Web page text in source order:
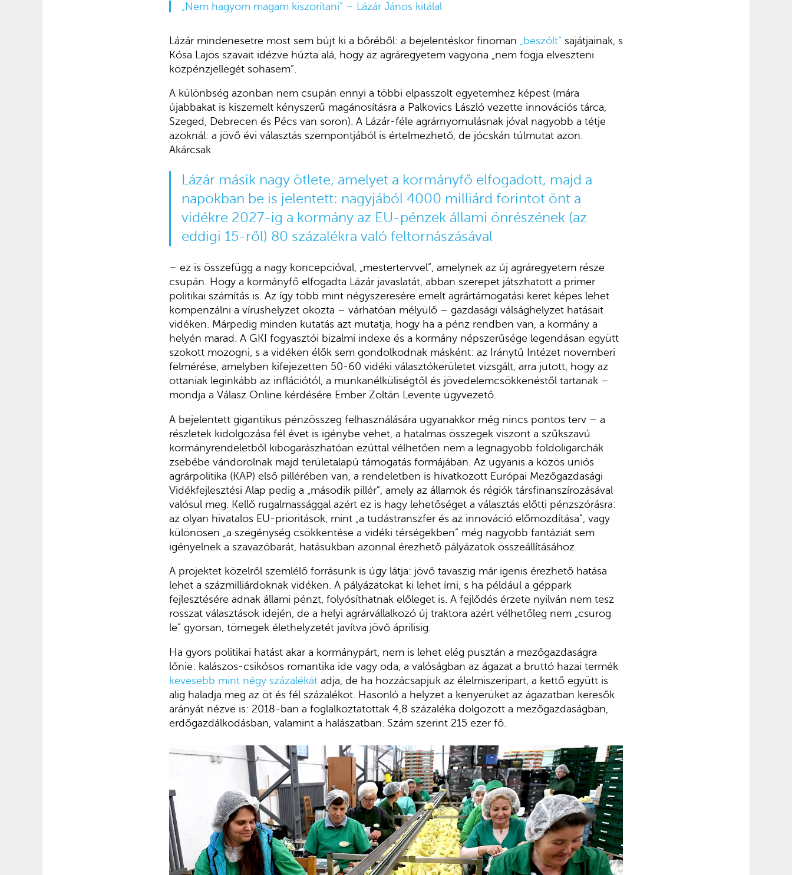
„Nem hagyom magam kiszorítani” – Lázár János kitálal
Lázár mindenesetre most sem bújt ki a bőréből: a bejelentéskor finoman „beszólt” sajátjainak, s
Kósa Lajos szavait idézve húzta alá, hogy az agráregyetem vagyona „nem fogja elveszteni
közpénzjellegét sohasem”.
A különbség azonban nem csupán ennyi a többi elpasszolt egyetemhez képest (mára
újabbakat is kiszemelt kényszerű magánosításra a Palkovics László vezette innovációs tárca,
Szeged, Debrecen és Pécs van soron). A Lázár-féle agrárnyomulásnak jóval nagyobb a tétje
azoknál: a jövő évi választás szempontjából is értelmezhető, de jócskán túlmutat azon.
Akárcsak
Lázár másik nagy ötlete, amelyet a kormányfő elfogadott, majd a
napokban be is jelentett: nagyjából 4000 milliárd forintot önt a
vidékre 2027-ig a kormány az EU-pénzek állami önrészének (az
eddigi 15-ről) 80 százalékra való feltornászásával
– ez is összefügg a nagy koncepcióval, „mestertervvel”, amelynek az új agráregyetem része
csupán. Hogy a kormányfő elfogadta Lázár javaslatát, abban szerepet játszhatott a primer
politikai számítás is. Az így több mint négyszeresére emelt agrártámogatási keret képes lehet
kompenzálni a vírushelyzet okozta – várhatóan mélyülő – gazdasági válsághelyzet hatásait
vidéken. Márpedig minden kutatás azt mutatja, hogy ha a pénz rendben van, a kormány a
helyén marad. A GKI fogyasztói bizalmi indexe és a kormány népszerűsége legendásan együtt
szokott mozogni, s a vidéken élők sem gondolkodnak másként: az Iránytű Intézet novemberi
felmérése, amelyben kifejezetten 50-60 vidéki választókerületet vizsgált, arra jutott, hogy az
ottaniak leginkább az inflációtól, a munkanélküliségtől és jövedelemcsökkenéstől tartanak –
mondja a Válasz Online kérdésére Ember Zoltán Levente ügyvezető.
A bejelentett gigantikus pénzösszeg felhasználására ugyanakkor még nincs pontos terv – a
részletek kidolgozása fél évet is igénybe vehet, a hatalmas összegek viszont a szűkszavú
kormányrendeletből kibogarászhatóan ezúttal vélhetően nem a legnagyobb földoligarchák
zsebébe vándorolnak majd területalapú támogatás formájában. Az ugyanis a közös uniós
agrárpolitika (KAP) első pillérében van, a rendeletben is hivatkozott Európai Mezőgazdasági
Vidékfejlesztési Alap pedig a „második pillér”, amely az államok és régiók társfinanszírozásával
valósul meg. Kellő rugalmassággal azért ez is hagy lehetőséget a választás előtti pénzszórásra:
az olyan hivatalos EU-prioritások, mint „a tudástranszfer és az innováció előmozdítása”, vagy
különösen „a szegénység csökkentése a vidéki térségekben” még nagyobb fantáziát sem
igényelnek a szavazóbarát, hatásukban azonnal érezhető pályázatok összeállításához.
A projektet közelről szemlélő forrásunk is úgy látja: jövő tavaszig már igenis érezhető hatása
lehet a százmilliárdoknak vidéken. A pályázatokat ki lehet írni, s ha például a géppark
fejlesztésére adnak állami pénzt, folyósíthatnak előleget is. A fejlődés érzete nyilván nem tesz
rosszat választások idején, de a helyi agrárvállalkozó új traktora azért vélhetőleg nem „csurog
le” gyorsan, tömegek élethelyzetét javítva jövő áprilisig.
Ha gyors politikai hatást akar a kormánypárt, nem is lehet elég pusztán a mezőgazdaságra
lőnie: kalászos-csikósos romantika ide vagy oda, a valóságban az ágazat a bruttó hazai termék
kevesebb mint négy százalékát adja, de ha hozzácsapjuk az élelmiszeripart, a kettő együtt is
alig haladja meg az öt és fél százalékot. Hasonló a helyzet a kenyerüket az ágazatban keresők
arányát nézve is: 2018-ban a foglalkoztatottak 4,8 százaléka dolgozott a mezőgazdaságban,
erdőgazdálkodásban, valamint a halászatban. Szám szerint 215 ezer fő.